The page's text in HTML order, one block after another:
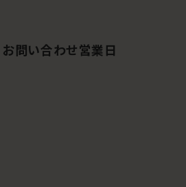
問い合わせ営業日